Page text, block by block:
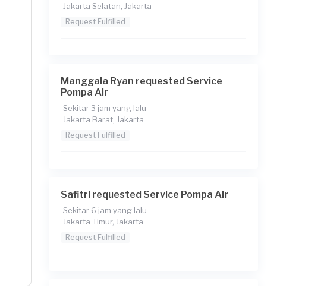
Jakarta Selatan, Jakarta
Request Fulfilled
Manggala Ryan requested Service
Pompa Air
Sekitar 3 jam yang lalu
Jakarta Barat, Jakarta
Request Fulfilled
Safitri requested Service Pompa Air
Sekitar 6 jam yang lalu
Jakarta Timur, Jakarta
Request Fulfilled